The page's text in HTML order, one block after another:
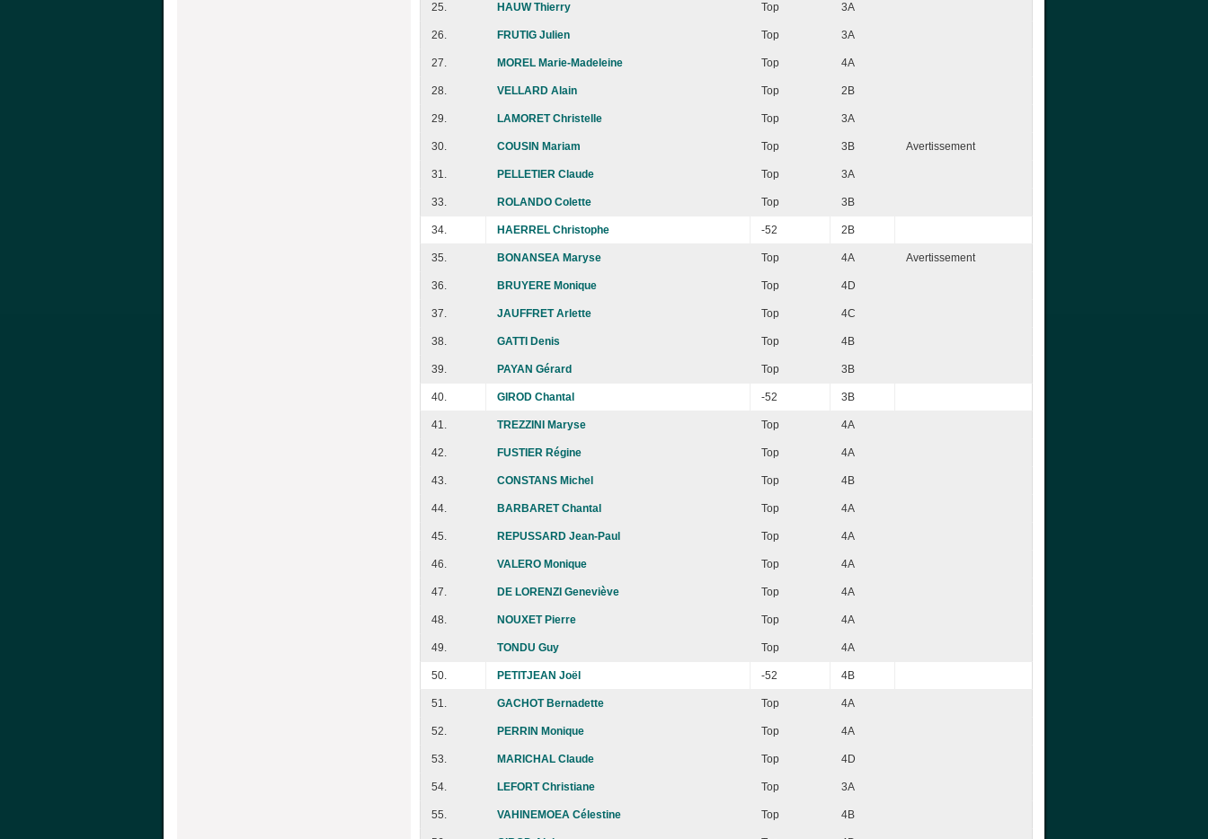
25. HAUW Thierry Top 3A
26. FRUTIG Julien Top 3A
27. MOREL Marie-Madeleine Top 4A
28. VELLARD Alain Top 2B
29. LAMORET Christelle Top 3A
30. COUSIN Mariam Top 3B Avertissement
31. PELLETIER Claude Top 3A
33. ROLANDO Colette Top 3B
34. HAERREL Christophe -52 2B
35. BONANSEA Maryse Top 4A Avertissement
36. BRUYERE Monique Top 4D
37. JAUFFRET Arlette Top 4C
38. GATTI Denis Top 4B
39. PAYAN Gérard Top 3B
40. GIROD Chantal -52 3B
41. TREZZINI Maryse Top 4A
42. FUSTIER Régine Top 4A
43. CONSTANS Michel Top 4B
44. BARBARET Chantal Top 4A
45. REPUSSARD Jean-Paul Top 4A
46. VALERO Monique Top 4A
47. DE LORENZI Geneviève Top 4A
48. NOUXET Pierre Top 4A
49. TONDU Guy Top 4A
50. PETITJEAN Joël -52 4B
51. GACHOT Bernadette Top 4A
52. PERRIN Monique Top 4A
53. MARICHAL Claude Top 4D
54. LEFORT Christiane Top 3A
55. VAHINEMOEA Célestine Top 4B